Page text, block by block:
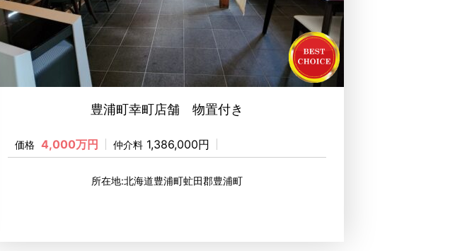
豊浦町幸町店舗 物置付き
価格 4,000万円 仲介料 1,386,000円
所在地:北海道豊浦町虻田郡豊浦町